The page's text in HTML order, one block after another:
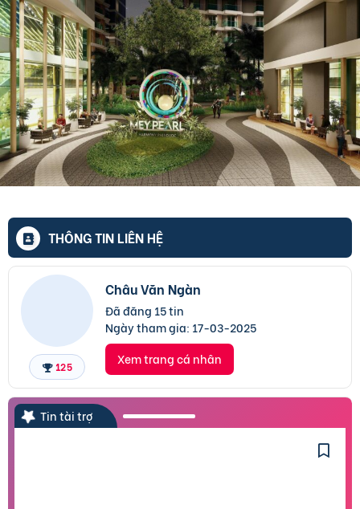
THÔNG TIN LIÊN HỆ
125
Châu Văn Ngàn
Đã đăng 15 tin
Ngày tham gia: 17-03-2025
Xem trang cá nhân
Tin tài trợ